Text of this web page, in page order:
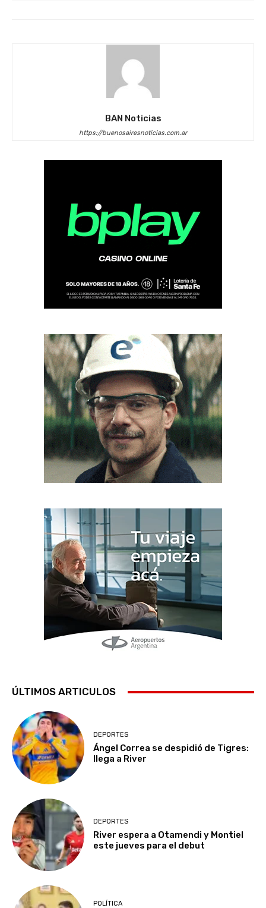
BAN Noticias
https://buenosairesnoticias.com.ar
ÚLTIMOS ARTICULOS
DEPORTES
Ángel Correa se despidió de Tigres:
llega a River
DEPORTES
River espera a Otamendi y Montiel
este jueves para el debut
POLÍTICA